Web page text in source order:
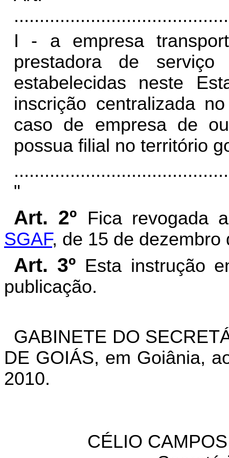
I - a empresa
prestadora de
estabelecidas neste
inscrição centralizada
caso de empresa de
possua filial no território
"
Art. 2º Fica revogada
SGAF, de 15 de dezembro
Art. 3º Esta instrução
publicação.
GABINETE DO
DE GOIÁS, em Goiânia,
2010.
CÉLIO